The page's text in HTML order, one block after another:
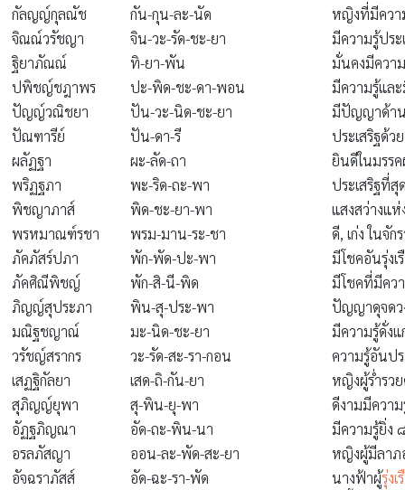
กัลญญ์กุลณัช
กัน-กุน-ละ-นัด
หญิงที่มีควา
จิณณ์วรัชญา
จิน-วะ-รัด-ชะ-ยา
มีความรู้ปร
ฐิยาภัณณ์
ทิ-ยา-พัน
มั่นคงมีควา
ปพิชญ์ชฎาพร
ปะ-พิด-ชะ-ดา-พอน
มีความรู้แล
ปัญญ์วณิชยา
ปัน-วะ-นิด-ชะ-ยา
มีปัญญาด้าน
ปัณฑารีย์
ปัน-ดา-รี
ประเสริฐด้
ผลัฏฐา
ผะ-ลัด-ถา
ยินดีในมรร
พริฏฐภา
พะ-ริด-ถะ-พา
ประเสริฐที่สุ
พิชญาภาส์
พิด-ชะ-ยา-พา
แสงสว่างแ
พรหมาณฑ์รชา
พรม-มาน-ระ-ชา
ดี, เก่ง ในจัก
ภัคภัสร์ปภา
พัก-พัด-ปะ-พา
มีโชคอันรุ่งเ
ภัคศิณีพิชญ์
พัก-สิ-นี-พิด
มีโชคที่มีคว
ภิญญ์สุประภา
พิน-สุ-ประ-พา
ปัญญาดุจด
มณิฐชญาณ์
มะ-นิด-ชะ-ยา
มีความรู้ดั่ง
วรัชญ์สรากร
วะ-รัด-สะ-รา-กอน
ความรู้อันป
เสฏฐิกัลยา
เสด-ถิ-กัน-ยา
หญิงผู้ร่ำรวย
สุภิญญ์ยุพา
สุ-พิน-ยุ-พา
ดีงามมีควา
อัฏฐภิญณา
อัด-ถะ-พิน-นา
มีความรู้ยิ่ง
อรลภัสญา
ออน-ละ-พัด-สะ-ยา
หญิงผู้มีลา
อัจฉราภัสส์
อัด-ฉะ-รา-พัด นางฟ้าผู้รุ่งเ